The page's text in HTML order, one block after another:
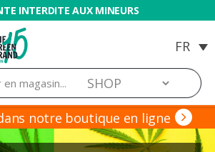
INTERDITE AUX MINEURS
Blog
de
Grow
Barato
notre boutique en ligne